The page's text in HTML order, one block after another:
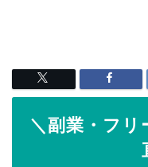
＼副業・フリ